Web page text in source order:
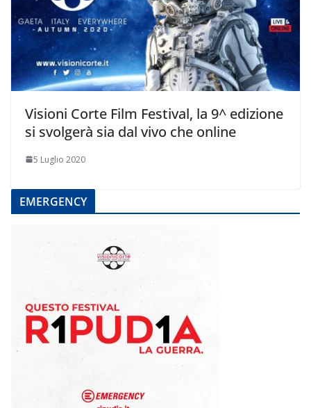
Visioni Corte Film Festival, la 9^ edizione
si svolgerà sia dal vivo che online
5 Luglio 2020
EMERGENCY